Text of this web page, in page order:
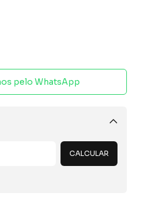
pelo WhatsApp
Alterar CEP
CALCULAR